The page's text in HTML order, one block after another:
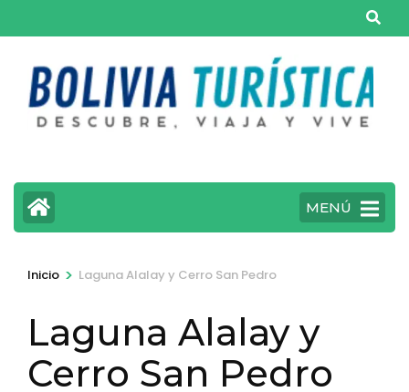
al
contenido
(presiona
MENÚ
Inicio > Laguna Alalay y Cerro San Pedro
Laguna Alalay y
Cerro San Pedro